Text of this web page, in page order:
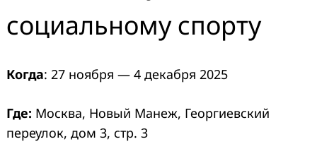
социальному спорту
Когда: 27 ноября — 4 декабря 2025
Где: Москва, Новый Манеж, Георгиевский
переулок, дом 3, стр. 3